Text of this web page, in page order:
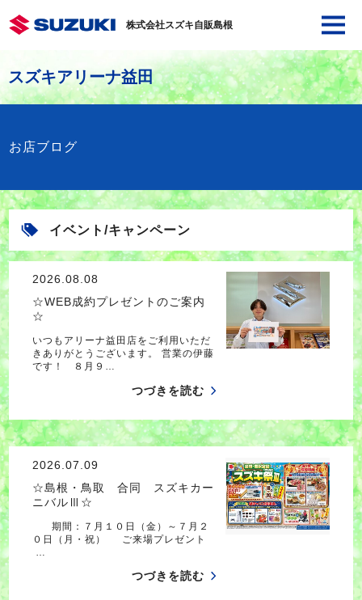
株式会社スズキ自販島根
スズキアリーナ益田
お店ブログ
イベント/キャンペーン
2026.08.08
☆WEB成約プレゼントのご案内
☆
いつもアリーナ益田店をご利用いただ
きありがとうございます。 営業の伊藤
です！ ８月９…
つづきを読む
2026.07.09
☆島根・鳥取 合同 スズキカー
ニバルⅢ☆
期間：７月１０日（金）～７月２
０日（月・祝） ご来場プレゼント
つづきを読む